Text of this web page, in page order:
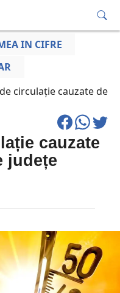
IN CIFRE
circulație cauzate de
cauzate
județe